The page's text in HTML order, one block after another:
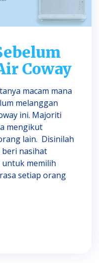
Coway
macam mana
melanggan
ini. Majoriti
mengikut
lain. Disinilah
beri nasihat
untuk memilih
setiap orang